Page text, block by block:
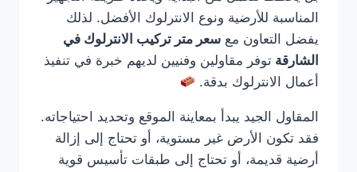
المناسبة للأرضية ونوع الانترلوك الأفضل. لذلك
يفضل التعاون مع سعر متر تركيب الانترلوك في
الشارقة توفر مقاولين وفنيين لديهم خبرة في تنفيذ
أعمال الانترلوك بدقة.
المقاول الجيد يبدأ بمعاينة الموقع وتحديد احتياجاته.
فقد تكون الأرض غير مستوية، أو تحتاج إلى إزالة
أرضية قديمة، أو تحتاج إلى طبقات تأسيس قوية